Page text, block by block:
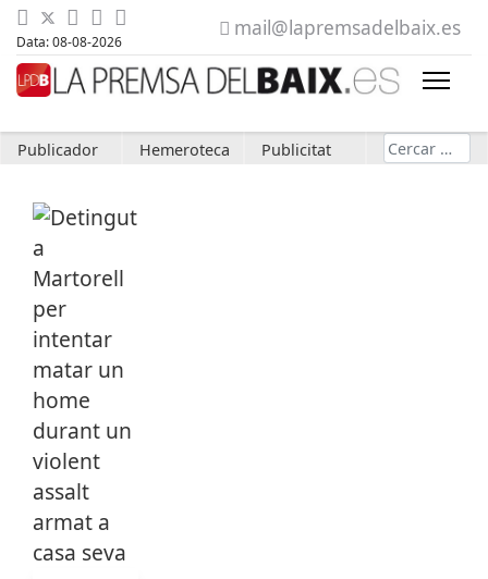
Data: 08-08-2026
mail@lapremsadelbaix.es
Publicador Hemeroteca Publicitat Cerca